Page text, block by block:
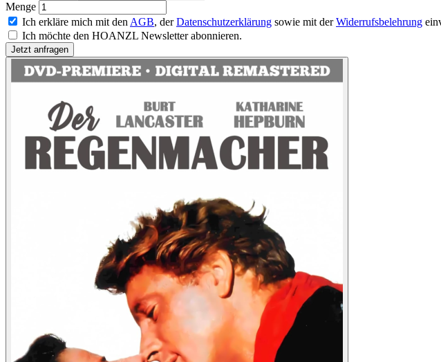
Menge
Ich erkläre mich mit den AGB, derDatenschutzerklärung sowie mit derWiderrufsbelehrung
Ich möchte den HOANZL Newsletter abonnieren.